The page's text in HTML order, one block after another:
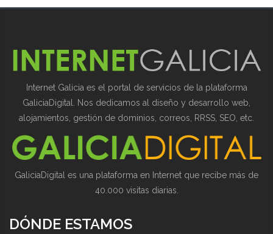
Internet Galicia es el portal de servicios de la plataforma
GaliciaDigital. Nos dedicamos al diseño y desarrollo web,
alojamientos, gestión de dominios, correos, RRSS, SEO, etc.
GaliciaDigital es una plataforma en Internet que recibe más de
40.000 visitas diarias.
DÓNDE ESTAMOS